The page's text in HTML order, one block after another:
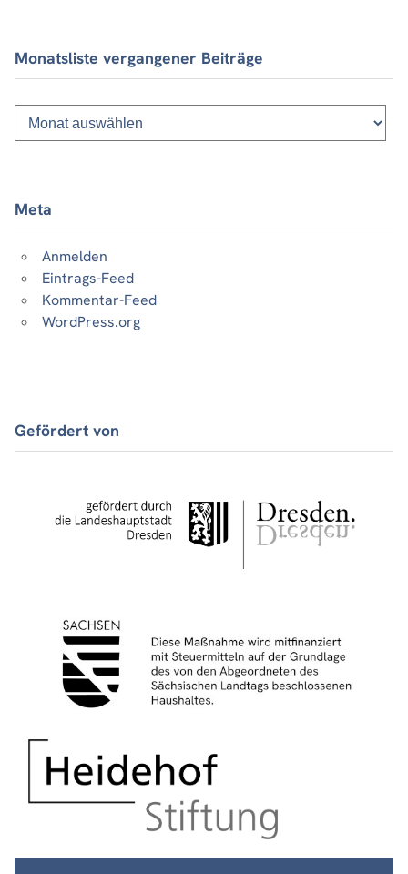
Monatsliste vergangener Beiträge
Monatsliste
vergangener
Beiträge
Meta
Anmelden
Eintrags-Feed
Kommentar-Feed
WordPress.org
Gefördert von